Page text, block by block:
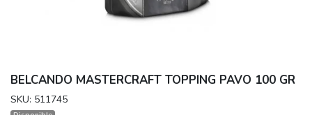
BELCANDO MASTERCRAFT TOPPING PAVO 100 GR
SKU: 511745